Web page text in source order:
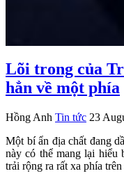
Lõi trong của
hẳn về một phía
Hồng Anh Tin tức 23
Một bí ẩn địa chất đang
này có thể mang lại hiểu
trải rộng ra rất xa phía